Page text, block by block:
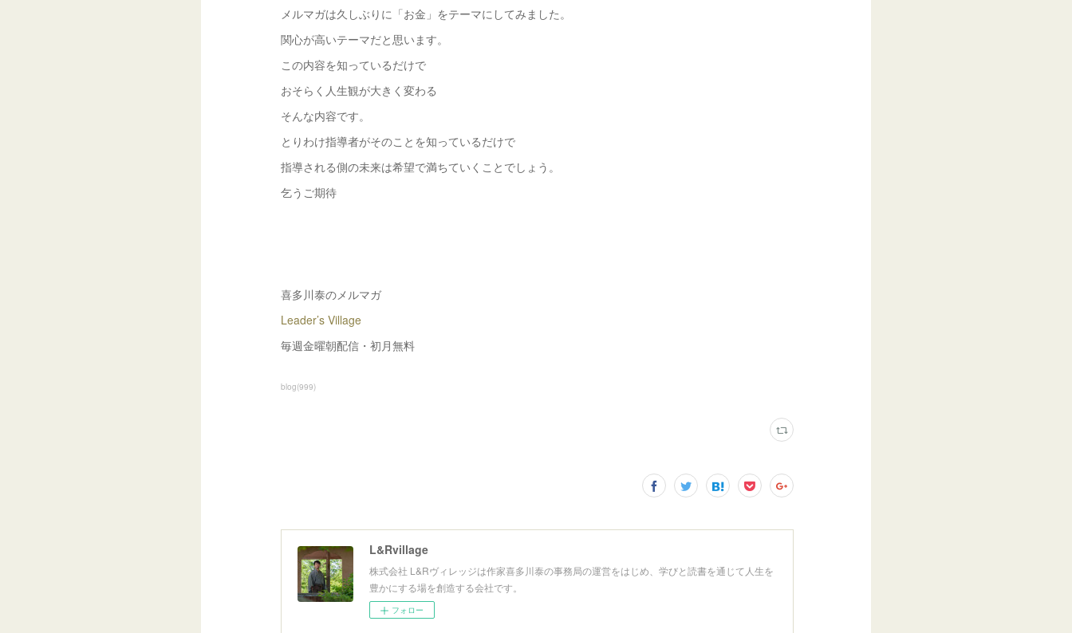
メルマガは久しぶりに「お金」をテーマにしてみました。
関心が高いテーマだと思います。
この内容を知っているだけで
おそらく人生観が大きく変わる
そんな内容です。
とりわけ指導者がそのことを知っているだけで
指導される側の未来は希望で満ちていくことでしょう。
乞うご期待
喜多川泰のメルマガ
Leader’s Village
毎週金曜朝配信・初月無料
blog(999)
L&Rvillage
株式会社 L&Rヴィレッジは作家喜多川泰の事務局の運営をはじめ、学びと読書を通じて人生を
豊かにする場を創造する会社です。
フォロー